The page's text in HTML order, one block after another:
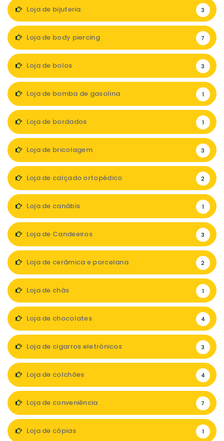
Loja de bijuteria 3
Loja de body piercing 7
Loja de bolos 3
Loja de bomba de gasolina 1
Loja de bordados 1
Loja de bricolagem 3
Loja de calçado ortopédico 2
Loja de canábis 1
Loja de Candeeiros 3
Loja de cerâmica e porcelana 2
Loja de chás 1
Loja de chocolates 4
Loja de cigarros eletrónicos 3
Loja de colchões 4
Loja de conveniência 7
Loja de cópias 1